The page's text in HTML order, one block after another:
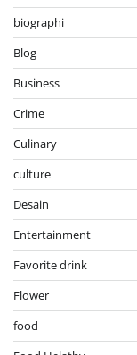
biographi
Blog
Business
Crime
Culinary
culture
Desain
Entertainment
Favorite drink
Flower
food